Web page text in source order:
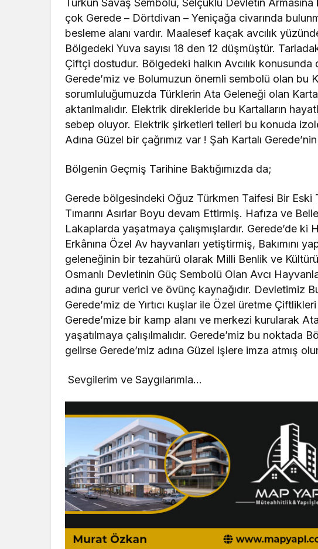
Türkün Savaş Sembolü, Selçuklu Devletin
çok Gerede – Dörtdivan – Yeniçağa civarında
besleme alanı vardır. Maalesef kaçak avcılık
Bölgedeki Yuva sayısı 18 den 12 düşmüştür.
Çiftçi dostudur. Bölgedeki halkın Avcılık
Gerede’miz ve Bolumuzun önemli sembolü olan bu
sorumluluğumuzda Türklerin Ata Geleneği olan
aktarılmalıdır. Elektrik direkleride bu Kartalların
sebep oluyor. Elektrik şirketleri telleri bu konuda
Adına Güzel bir çağrımız var ! Şah Kartalı
Bölgenin Geçmiş Tarihine Baktığımızda da;
Gerede bölgesindeki Oğuz Türkmen Taifesi Bir Eski
Tımarını Asırlar Boyu devam Ettirmiş. Hafıza ve
Lakaplarda yaşatmaya çalışmışlardır. Gerede’de
Erkânına Özel Av hayvanları yetiştirmiş, Bakımını
geleneğinin bir tezahürü olarak Milli Benlik ve
Osmanlı Devletinin Güç Sembolü Olan Avcı
adına gurur verici ve övünç kaynağıdır. Devletimiz
Gerede’miz de Yırtıcı kuşlar ile Özel üretme
Gerede’mize bir kamp alanı ve merkezi kurularak
yaşatılmaya çalışılmalıdır. Gerede’miz bu noktada
gelirse Gerede’miz adına Güzel işlere imza atmış
Sevgilerim ve Saygılarımla…